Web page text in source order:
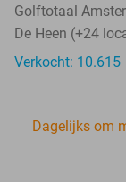
Golftotaal
De Heen (+24
Verkocht: 10.615
Dagelijks om